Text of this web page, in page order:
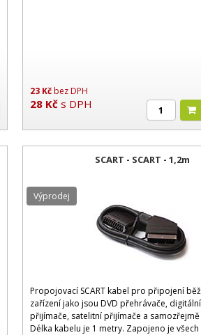
23 Kčbez DPH
28 Kč s DPH
SCART - SCART - 1,2m
Propojovací SCART kabel pro připojení
zařízení jako jsou DVD přehrávače,
přijímače, satelitní přijímače a
Délka kabelu je 1 metry. Zapojeno je všech
Výprodej